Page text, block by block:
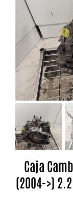
Caja
(2004->)